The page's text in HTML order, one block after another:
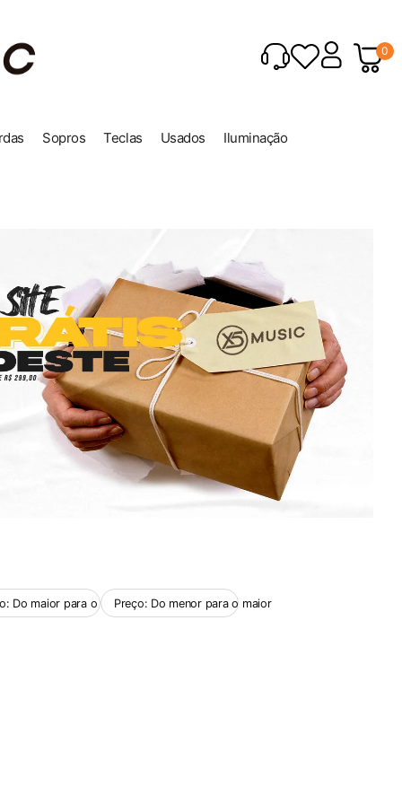
0
Sopros Teclas Usados Iluminação
Do maior para o menorPreço: Do menor para o maior